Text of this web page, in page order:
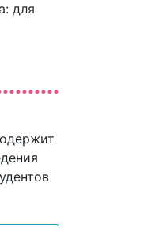
для